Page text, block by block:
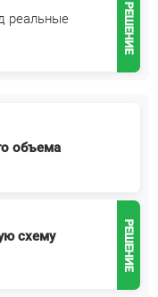
РЕШЕНИЕ
реальные
объема
РЕШЕНИЕ
схему